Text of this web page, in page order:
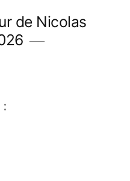
de Nicolas